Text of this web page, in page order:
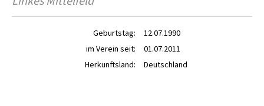
Geburtstag:
12.07.1990
im Verein seit:
01.07.2011
Herkunftsland:
Deutschland